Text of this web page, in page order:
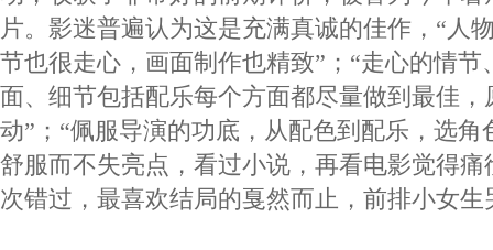
片。影迷普遍认为这是充满真诚的佳作，“人
节也很走心，画面制作也精致”；“走心的情节
面、细节包括配乐每个方面都尽量做到最佳
动”；“佩服导演的功底，从配色到配乐，选
舒服而不失亮点，看过小说，再看电影觉得
次错过，最喜欢结局的戛然而止，前排小女生